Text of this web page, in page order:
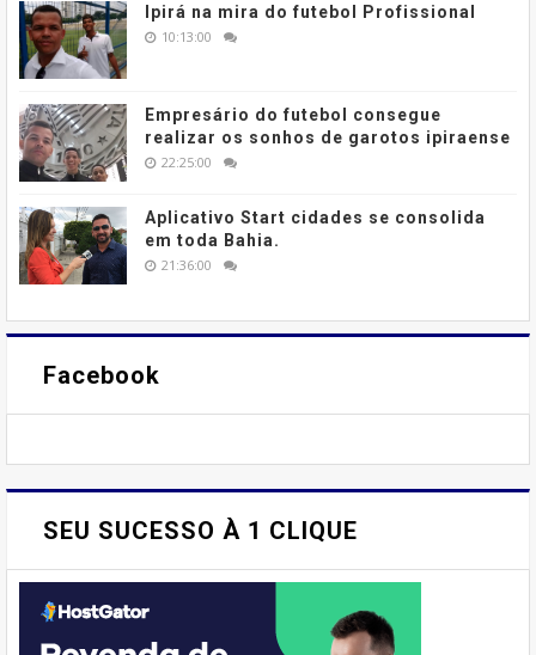
Ipirá na mira do futebol Profissional
10:13:00
Empresário do futebol consegue
realizar os sonhos de garotos ipiraense
22:25:00
Aplicativo Start cidades se consolida
em toda Bahia.
21:36:00
Facebook
SEU SUCESSO À 1 CLIQUE